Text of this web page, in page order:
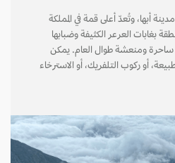
وتُعدّ أعلى قمة في المملكة
بغابات العرعر الكثيفة وضبابها
ومنعشة طوال العام. يمكن
أو ركوب التلفريك، أو الاسترخاء